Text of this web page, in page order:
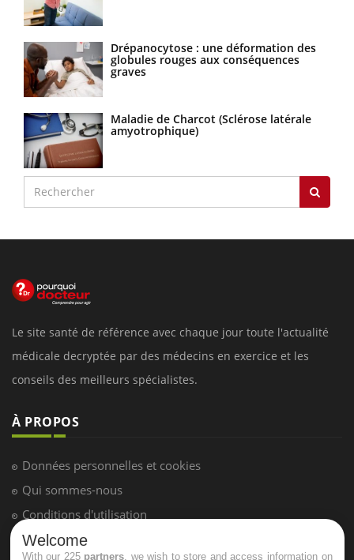
Drépanocytose : une déformation des
globules rouges aux conséquences
graves
Maladie de Charcot (Sclérose latérale
amyotrophique)
Le site santé de référence avec chaque jour toute l'actualité
médicale decryptée par des médecins en exercice et les
conseils des meilleurs spécialistes.
À PROPOS
Données personnelles et cookies
Qui sommes-nous
Conditions d'utilisation
Plan du site
Welcome
With our 225 partners , we wish to store and access information on